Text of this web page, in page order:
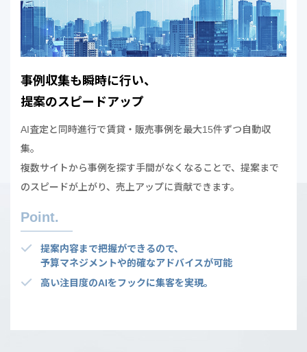
事例収集も瞬時に行い、
提案のスピードアップ
AI査定と同時進行で賃貸・販売事例を最大15件ずつ自動収
集。
複数サイトから事例を探す手間がなくなることで、提案まで
のスピードが上がり、売上アップに貢献できます。
Point.
提案内容まで把握ができるので、
予算マネジメントや的確なアドバイスが可能
高い注目度のAIをフックに集客を実現。